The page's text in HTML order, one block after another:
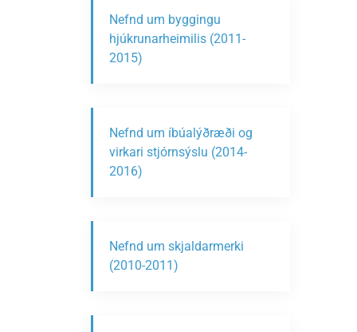
Nefnd um byggingu
hjúkrunarheimilis (2011-
2015)
Nefnd um íbúalýðræði og
virkari stjórnsýslu (2014-
2016)
Nefnd um skjaldarmerki
(2010-2011)